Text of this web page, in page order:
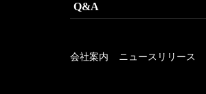
Q&A
会社案内 ニュースリリース